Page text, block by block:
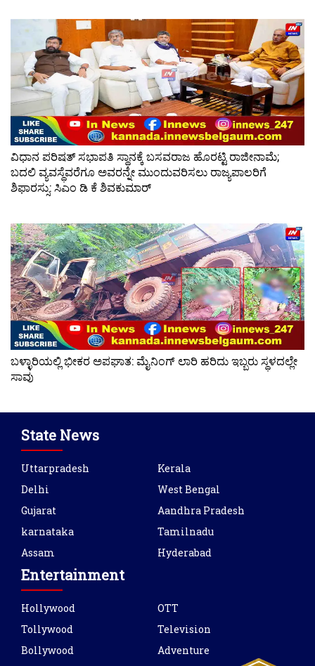
ವಿಧಾನ ಪರಿಷತ್ ಸಭಾಪತಿ ಸ್ಥಾನಕ್ಕೆ ಬಸವರಾಜ ಹೊರಟ್ಟಿ ರಾಜೀನಾಮೆ;
ಬದಲಿ ವ್ಯವಸ್ಥೆವರೆಗೂ ಅವರನ್ನೇ ಮುಂದುವರಿಸಲು ರಾಜ್ಯಪಾಲರಿಗೆ
ಶಿಫಾರಸ್ಸು: ಸಿಎಂ ಡಿ ಕೆ ಶಿವಕುಮಾರ್
ಬಳ್ಳಾರಿಯಲ್ಲಿ ಭೀಕರ ಅಪಘಾತ: ಮೈನಿಂಗ್ ಲಾರಿ ಹರಿದು ಇಬ್ಬರು ಸ್ಥಳದಲ್ಲೇ
ಸಾವು
State News
Uttarpradesh
Delhi
Gujarat
karnataka
Assam
Kerala
West Bengal
Aandhra Pradesh
Tamilnadu
Hyderabad
Entertainment
Hollywood
Tollywood
Bollywood
OTT
Television
Adventure